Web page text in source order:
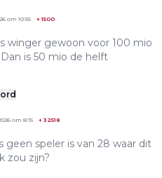
om 10:55 +1500
winger gewoon voor 100 mio
is 50 mio de helft
om 8:15 + 32518
geen speler is van 28 waar dit
zou zijn?